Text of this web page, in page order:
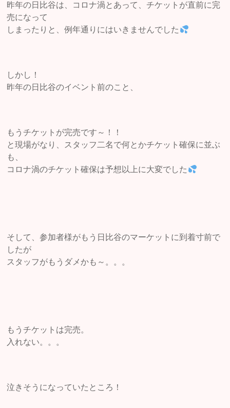
昨年の日比谷は、コロナ渦とあって、チケットが直前に完
売になって
しまったりと、例年通りにはいきませんでした
しかし！
昨年の日比谷のイベント前のこと、
もうチケットが完売です～！！
と現場がなり、スタッフ二名で何とかチケット確保に並ぶ
も、
コロナ渦のチケット確保は予想以上に大変でした
そして、参加者様がもう日比谷のマーケットに到着寸前で
したが
スタッフがもうダメかも～。。。
もうチケットは完売。
入れない。。。
泣きそうになっていたところ！